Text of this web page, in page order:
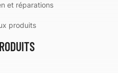
et réparations
produits